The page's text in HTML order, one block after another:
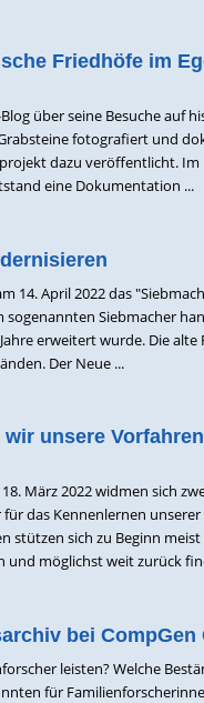
Friedhöfe im
über seine Besuche auf
fotografiert und
dazu veröffentlicht. Im
eine Dokumentation ...
14. April 2022 das
Siebmacher
erweitert wurde. Die
Der Neue ...
unsere
März 2022 widmen sich
das Kennenlernen
stützen sich zu Beginn
möglichst weit zurück
bei CompGen
leisten? Welche
für